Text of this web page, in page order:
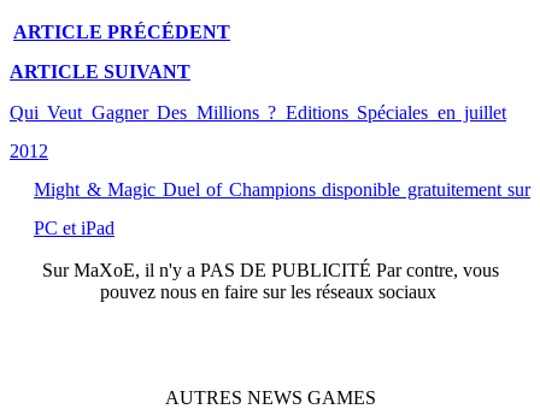
ARTICLE PRÉCÉDENT
ARTICLE SUIVANT
Qui Veut Gagner Des Millions ? Editions Spéciales en juillet
2012
Might & Magic Duel of Champions disponible gratuitement sur
PC et iPad
SurMaXoE, il n'y a PAS DE PUBLICITÉ Par contre, vous
pouvez nous en faire sur les réseaux sociaux
AUTRES NEWS GAMES